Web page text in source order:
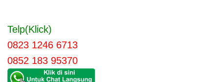
Telp(Klick)
0823 1246 6713
0852 183 95370